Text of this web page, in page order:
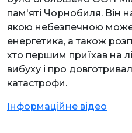
пам'яті Чорнобиля. Він
якою небезпечною
енергетика, а також
хто першим приїхав на
вибуху і про
катастрофи.
Інформаційне відео